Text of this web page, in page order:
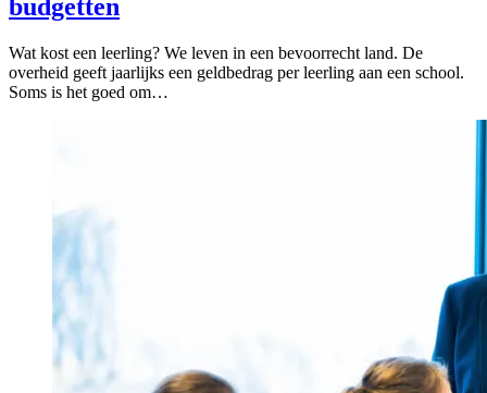
budgetten
Wat kost een leerling? We leven in een bevoorrecht land. De
overheid geeft jaarlijks een geldbedrag per leerling aan een school.
Soms is het goed om…